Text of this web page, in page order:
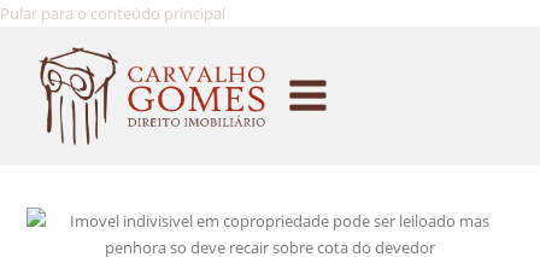
Pular para o conteúdo principal